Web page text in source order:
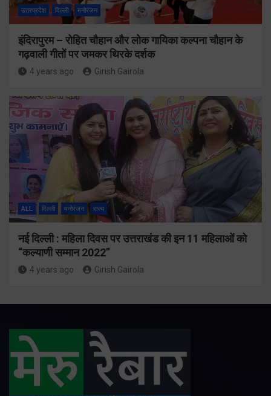
उत्तरप्रदेश दिल्ली मनोरंजन
इंदिरापुरम – रोहित चौहान और लोक गायिका कल्पना चौहान के
गढ़वाली गीतों पर जमकर थिरके दर्शक
4 years ago Girish Gairola
ALL दिल्ली मनोरंजन राज्य
नई दिल्ली : महिला दिवस पर उत्तराखंड की इन 11 महिलाओं को
“कल्याणी सम्मान 2022”
4 years ago Girish Gairola